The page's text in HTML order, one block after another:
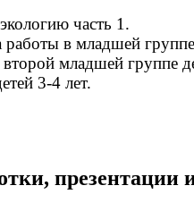
часть 1.
в младшей группе
младшей группе
3-4 лет.
презентации